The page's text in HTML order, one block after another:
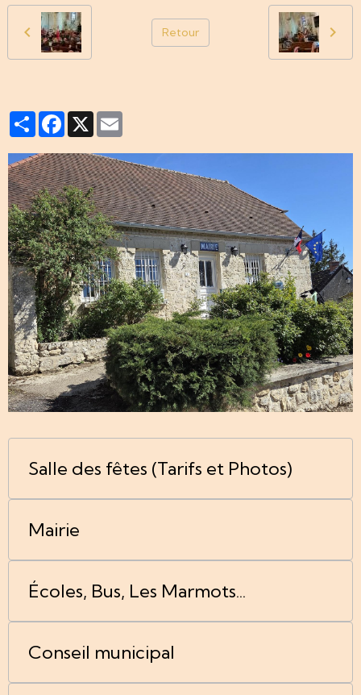
Retour
PartagerFacebook
X
Salle des fêtes (Tarifs et Photos)
Mairie
Écoles, Bus, Les Marmots...
Conseil municipal